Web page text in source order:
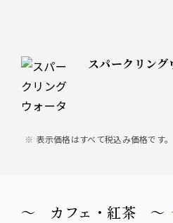
スパークリン
表示価格はすべて税込み価格です。
～ カフェ・紅茶 ～